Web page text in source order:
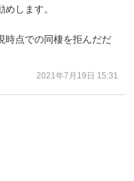
します。
時点での同棲を拒んだだ
2021年7月19日 15:31